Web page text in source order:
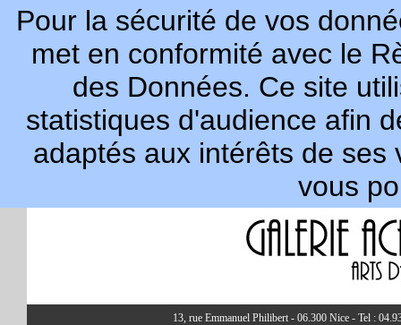
Pour la sécurité de vos
met en conformité avec le
des Données. Ce site
statistiques d'audience afin
adaptés aux intérêts de
vous
13, rue Emmanuel Philibert - 06.300 Nice - Tel :